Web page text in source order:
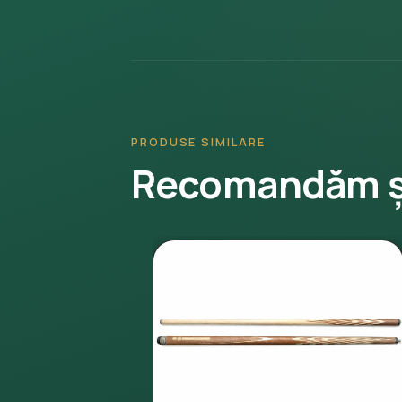
PRODUSE SIMILARE
Recomandăm